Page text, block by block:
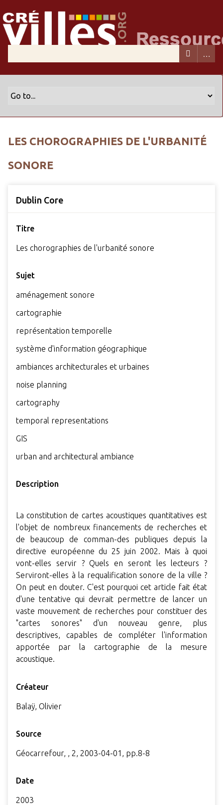
LES CHOROGRAPHIES DE L'URBANITÉ
SONORE
Dublin Core
Titre
Les chorographies de l'urbanité sonore
Sujet
aménagement sonore
cartographie
représentation temporelle
système d'information géographique
ambiances architecturales et urbaines
noise planning
cartography
temporal representations
GIS
urban and architectural ambiance
Description
La constitution de cartes acoustiques quantitatives est
l'objet de nombreux financements de recherches et
de beaucoup de comman-des publiques depuis la
directive européenne du 25 juin 2002. Mais à quoi
vont-elles servir ? Quels en seront les lecteurs ?
Serviront-elles à la requalification sonore de la ville ?
On peut en douter. C'est pourquoi cet article fait état
d'une tentative qui devrait permettre de lancer un
vaste mouvement de recherches pour constituer des
"cartes sonores" d'un nouveau genre, plus
descriptives, capables de compléter l'information
apportée par la cartographie de la mesure
acoustique.
Créateur
Balaÿ, Olivier
Source
Géocarrefour, , 2, 2003-04-01, pp.8-8
Date
2003